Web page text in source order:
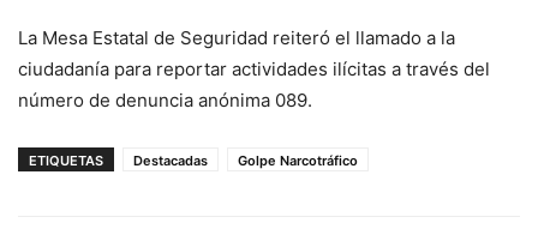
La Mesa Estatal de Seguridad reiteró el llamado a la
ciudadanía para reportar actividades ilícitas a través del
número de denuncia anónima 089.
ETIQUETAS Destacadas Golpe Narcotráfico